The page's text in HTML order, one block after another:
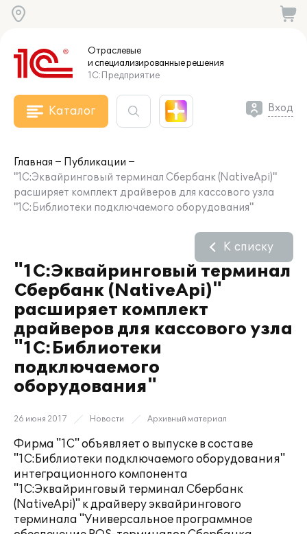
Отраслевые
и специализированныерешения
1С:Предприятие
Каталог Вход
Главная
Публикации
"1С:Эквайринговый терминал Сбербанк (NativeApi)"
расширяет комплект драйверов для кассового узла
"1С:Библиотеки подключаемого оборудования"
"1С:Эквайринговый терминал
Сбербанк (NativeApi)"
расширяет комплект
драйверов для кассового узла
"1С:Библиотеки
подключаемого
оборудования"
К списку
26 июня 2017 Новости Архивный материал
Фирма "1С" объявляет о выпуске в составе
"1С:Библиотеки подключаемого оборудования"
интеграционного компонента
"1С:Эквайринговый терминал Сбербанк
(NativeApi)" к драйверу эквайрингового
терминала "Универсальное программное